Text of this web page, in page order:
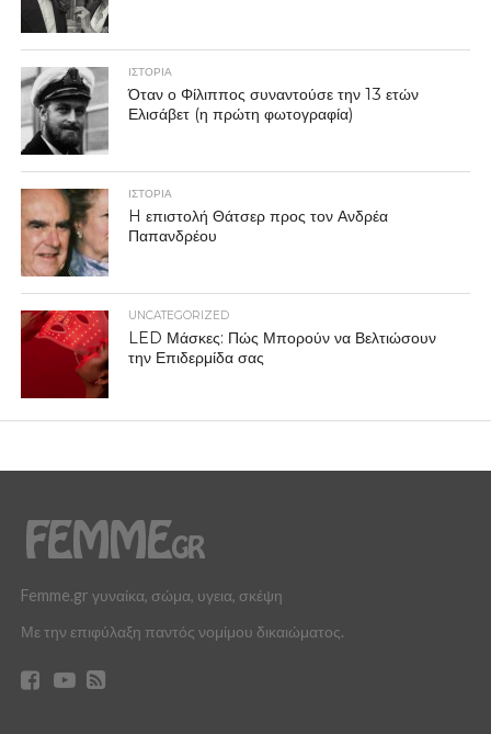
ΙΣΤΟΡΙΑ
Όταν ο Φίλιππος συναντούσε την 13 ετών
Ελισάβετ (η πρώτη φωτογραφία)
ΙΣΤΟΡΙΑ
H επιστολή Θάτσερ προς τον Ανδρέα
Παπανδρέου
UNCATEGORIZED
LED Μάσκες: Πώς Μπορούν να Βελτιώσουν
την Επιδερμίδα σας
Femme.gr γυναίκα, σώμα, υγεια, σκέψη
Με την επιφύλαξη παντός νομίμου δικαιώματος.